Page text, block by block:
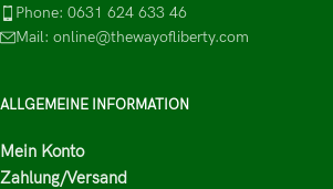
Phone: 0631 624 633 46
Mail: online@thewayofliberty.com
ALLGEMEINE INFORMATION
Mein Konto
Zahlung/Versand